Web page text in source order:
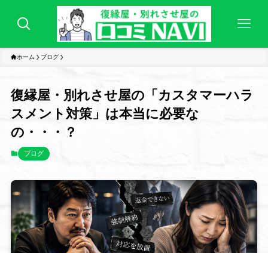
ホーム ブログ
復縁屋・別れさせ屋の「カスタマーハラ
スメント対策」は本当に必要な
の・・・？
ブログ